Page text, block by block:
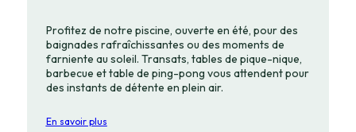
Profitez de notre piscine, ouverte en été, pour des
baignades rafraîchissantes ou des moments de
farniente au soleil. Transats, tables de pique-nique,
barbecue et table de ping-pong vous attendent pour
des instants de détente en plein air.
En savoir plus